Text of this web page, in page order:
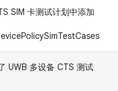
SIM 卡测试计划中添加
UWB 多设备 CTS 测试